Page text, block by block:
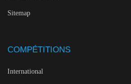
Sitemap
COMPÉTITIONS
International